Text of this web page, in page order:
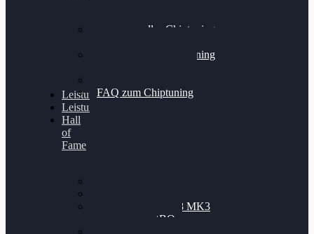
Professionelles Chiptuning
Professionelles Chiptuning
FAQ zum Chiptuning
Leistungsmessung
Leistungsprüfstand
Hall
of
Fame
Nissan GT-R35 3.8 MK3
V6 TWINTURBO